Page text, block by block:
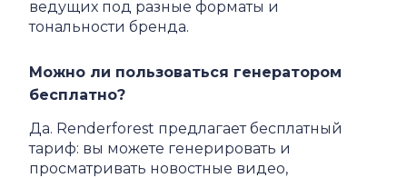
ведущих под разные форматы и
тональности бренда.
Можно ли пользоваться генератором
бесплатно?
Да. Renderforest предлагает бесплатный
тариф: вы можете генерировать и
просматривать новостные видео,